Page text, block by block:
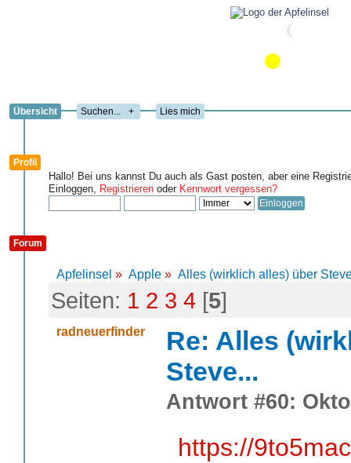
Übersicht + Lies mich
Profil
Hallo! Bei uns kannst Du auch als Gast posten, aber eine
Einloggen, Registrieren oder Kennwort vergessen?
Forum
Apfelinsel » Apple » Alles (wirklich alles) über
Seiten: 1 2 3 4 [5]
radneuerfinder
Re: Alles
Steve...
Antwort #60:
https://